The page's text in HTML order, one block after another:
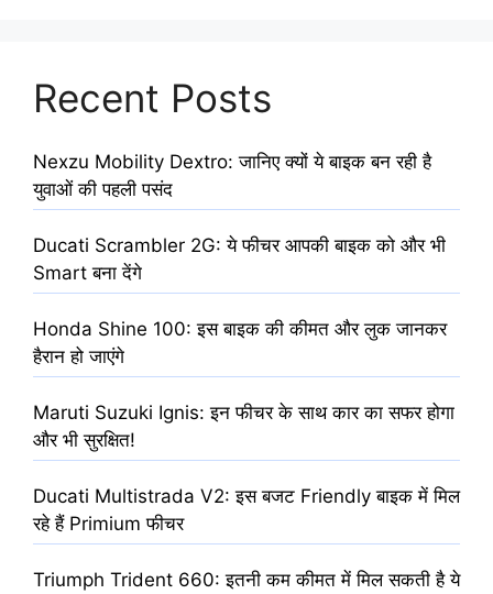
Recent Posts
Nexzu Mobility Dextro: जानिए क्यों ये बाइक बन रही है
युवाओं की पहली पसंद
Ducati Scrambler 2G: ये फीचर आपकी बाइक को और भी
Smart बना देंगे
Honda Shine 100: इस बाइक की कीमत और लुक जानकर
हैरान हो जाएंगे
Maruti Suzuki Ignis: इन फीचर के साथ कार का सफर होगा
और भी सुरक्षित!
Ducati Multistrada V2: इस बजट Friendly बाइक में मिल
रहे हैं Primium फीचर
Triumph Trident 660: इतनी कम कीमत में मिल सकती है ये